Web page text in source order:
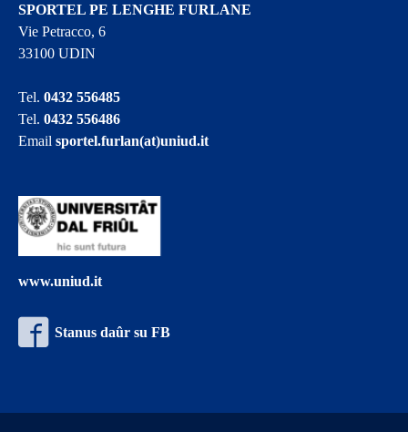
SPORTEL PE LENGHE FURLANE
Vie Petracco, 6
33100 UDIN
Tel.0432 556485
Tel.0432 556486
Emailsportel.furlan(at)uniud.it
www.uniud.it
Stanus daûr su FB